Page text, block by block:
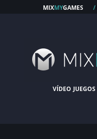
mixmygames /
vídeo juegos